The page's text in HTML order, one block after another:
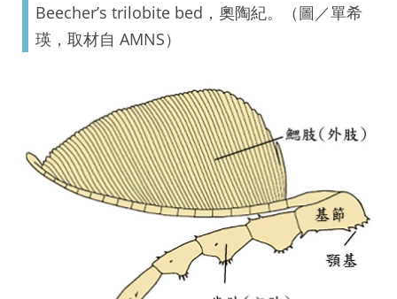
Beecher’s trilobite bed，奧陶紀。（圖／單希
瑛，取材自 AMNS）